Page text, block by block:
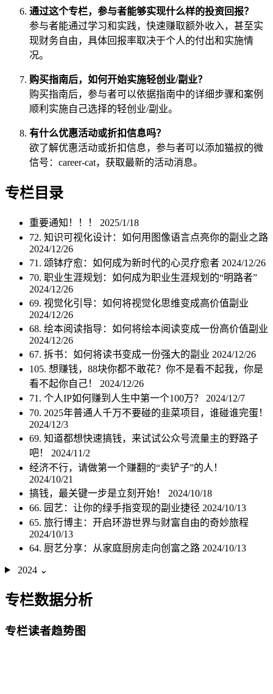
通过这个专栏，参与者能够实现什么样的投资回报？
参与者能通过学习和实践，快速赚取额外收入，甚至实
现财务自由，具体回报率取决于个人的付出和实施情
况。
购买指南后，如何开始实施轻创业/副业？
购买指南后，参与者可以依据指南中的详细步骤和案例
顺利实施自己选择的轻创业/副业。
有什么优惠活动或折扣信息吗？
欲了解优惠活动或折扣信息，参与者可以添加猫叔的微
信号：career-cat，获取最新的活动消息。
专栏目录
重要通知！！！ 2025/1/18
72. 知识可视化设计：如何用图像语言点亮你的副业之路
2024/12/26
71. 颂钵疗愈：如何成为新时代的心灵疗愈者 2024/12/26
70. 职业生涯规划：如何成为职业生涯规划的“明路者”
2024/12/26
69. 视觉化引导：如何将视觉化思维变成高价值副业
2024/12/26
68. 绘本阅读指导：如何将绘本阅读变成一份高价值副业
2024/12/26
67. 拆书：如何将读书变成一份强大的副业 2024/12/26
105. 想赚钱，88块你都不敢花？你不是看不起我，你是
看不起你自己！ 2024/12/26
71. 个人IP如何赚到人生中第一个100万？ 2024/12/7
70. 2025年普通人千万不要碰的韭菜项目，谁碰谁完蛋！
2024/12/3
69. 知道都想快速搞钱，来试试公众号流量主的野路子
吧！ 2024/11/2
经济不行，请做第一个赚翻的“卖铲子”的人！
2024/10/21
搞钱，最关键一步是立刻开始！ 2024/10/18
66. 园艺：让你的绿手指变现的副业捷径 2024/10/13
65. 旅行博主：开启环游世界与财富自由的奇妙旅程
2024/10/13
64. 厨艺分享：从家庭厨房走向创富之路 2024/10/13
2024 ⌄
专栏数据分析
专栏读者趋势图